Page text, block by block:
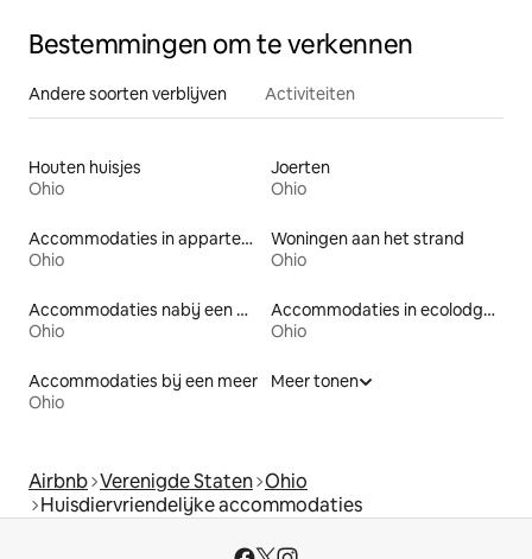
Bestemmingen om te verkennen
Andere soorten verblijven Activiteiten
Houten huisjes
Ohio
Joerten
Ohio
Accommodaties in appartementen met diensten
Ohio
Woningen aan het strand
Ohio
Accommodaties nabij een meer
Ohio
Accommodaties in ecolodges
Ohio
Accommodaties bij een meer
Ohio
Meer tonen
Airbnb Verenigde Staten Ohio
Huisdiervriendelijke accommodaties